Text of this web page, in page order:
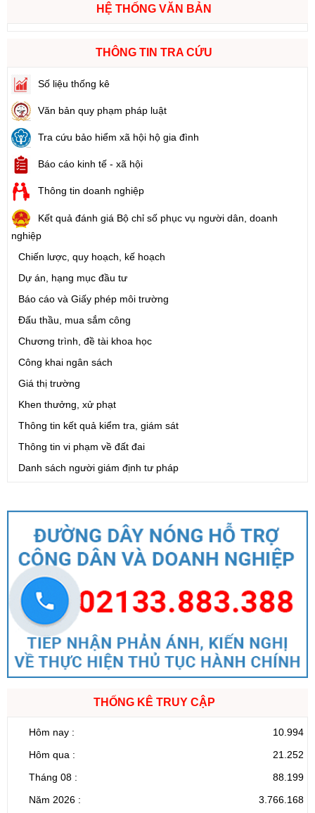
HỆ THỐNG VĂN BẢN
THÔNG TIN TRA CỨU
Số liệu thống kê
Văn bản quy phạm pháp luật
Tra cứu bảo hiểm xã hội hộ gia đình
Báo cáo kinh tế - xã hội
Thông tin doanh nghiệp
Kết quả đánh giá Bộ chỉ số phục vụ người dân, doanh
nghiệp
Chiến lược, quy hoạch, kế hoạch
Dự án, hạng mục đầu tư
Báo cáo và Giấy phép môi trường
Đấu thầu, mua sắm công
Chương trình, đề tài khoa học
Công khai ngân sách
Giá thị trường
Khen thưởng, xử phạt
Thông tin kết quả kiểm tra, giám sát
Thông tin vi phạm về đất đai
Danh sách người giám định tư pháp
THỐNG KÊ TRUY CẬP
Hôm nay :
10.994
Hôm qua :
21.252
Tháng 08 :
88.199
Năm 2026 :
3.766.168